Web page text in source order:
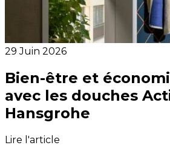
29 Juin 2026
Bien-être et
avec les douches
Hansgrohe
Lire l'article